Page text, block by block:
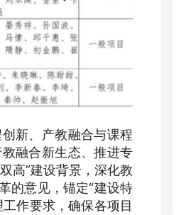
新、产教融合与课程
融合新生态、推进专
高”建设背景，深化教
的意见，锚定“建设特
作要求，确保各项目